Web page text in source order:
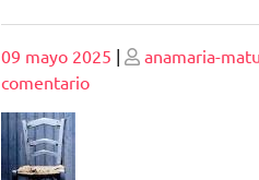
Publicado
09 mayo 2025 | Publicado
anamaria-
comentarioen